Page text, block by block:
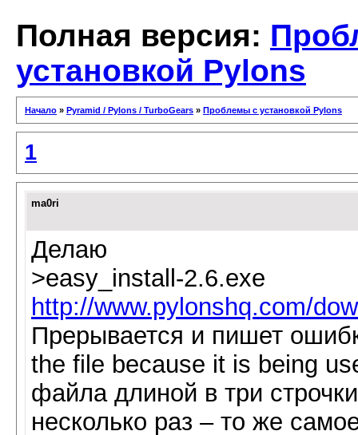
Полная версия:
установкой Pylons
Начало » Pyramid / Pylons / TurboGears » Проблемы с установкой Pylons
1
ma0ri
Делаю
>easy_install-2.6.exe
http://www.pylonshq.com/
Прерывается и пишет
the file because it is being
файла длиной в три
несколько раз – то же